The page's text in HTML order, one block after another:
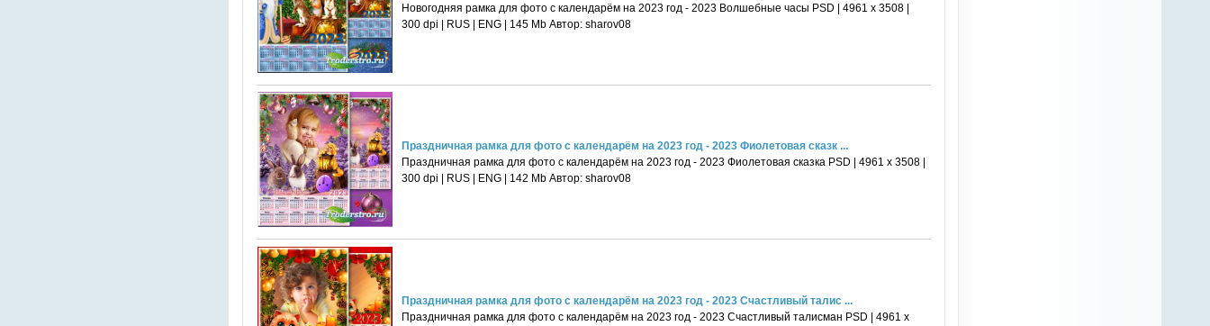
Новогодняя рамка для фото с календарём на 2023 год - 2023 Волшебные часы PSD | 4961 х 3508 |
300 dpi | RUS | ENG | 145 Mb Автор: sharov08
Праздничная рамка для фото с календарём на 2023 год - 2023 Фиолетовая сказк ...
Праздничная рамка для фото с календарём на 2023 год - 2023 Фиолетовая сказка PSD | 4961 х 3508 |
300 dpi | RUS | ENG | 142 Mb Автор: sharov08
Праздничная рамка для фото с календарём на 2023 год - 2023 Счастливый талис ...
Праздничная рамка для фото с календарём на 2023 год - 2023 Счастливый талисман PSD | 4961 х